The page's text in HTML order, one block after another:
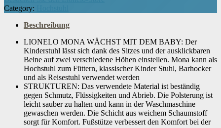
Komfortable, weiche, waschbare
und PP-Kunststoff
Number Of Items ‎1
Benötigt Batterien ‎Nein
Transportierbar ‎Ja
Category:
Beschreibung
LIONELO MONA WÄCHST MIT DEM BABY: Der
Kinderstuhl lässt sich dank des Sitzes und der ausklickbaren
Beine auf zwei verschiedene Höhen einstellen. Mona kann als
Hochstuhl zum Füttern, klassischer Kinder Stuhl, Barhocker
und als Reisestuhl verwendet werden
STRUKTUREN: Das verwendete Material ist beständig
gegen Schmutz, Flüssigkeiten und Abrieb. Die Polsterung ist
leicht sauber zu halten und kann in der Waschmaschine
gewaschen werden. Die Schicht aus weichem Schaumstoff
sorgt für Komfort. Fußstütze verbessert den Komfort bei der